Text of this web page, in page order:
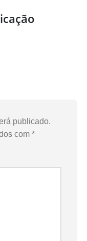
publicado.
com *